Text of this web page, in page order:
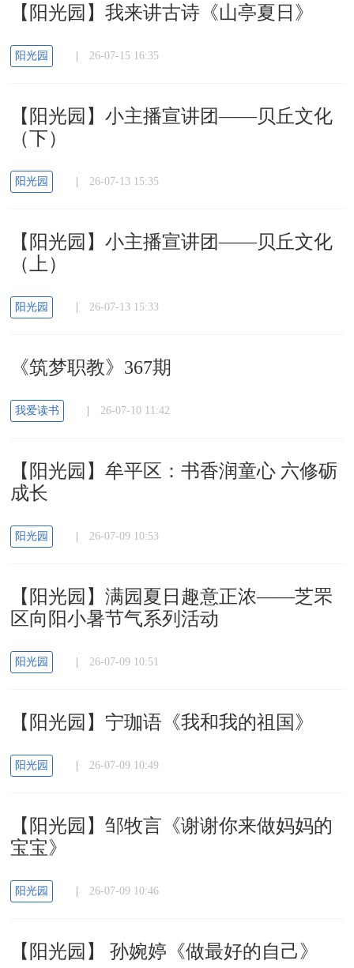
【阳光园】我来讲古诗《山亭夏日》
阳光园 |26-07-15 16:35
【阳光园】小主播宣讲团——贝丘文化
（下）
阳光园 |26-07-13 15:35
【阳光园】小主播宣讲团——贝丘文化
（上）
阳光园 |26-07-13 15:33
《筑梦职教》367期
我爱读书 |26-07-10 11:42
【阳光园】牟平区：书香润童心 六修砺
成长
阳光园 |26-07-09 10:53
【阳光园】满园夏日趣意正浓——芝罘
区向阳小暑节气系列活动
阳光园 |26-07-09 10:51
【阳光园】宁珈语《我和我的祖国》
阳光园 |26-07-09 10:49
【阳光园】邹牧言《谢谢你来做妈妈的
宝宝》
阳光园 |26-07-09 10:46
【阳光园】 孙婉婷《做最好的自己》